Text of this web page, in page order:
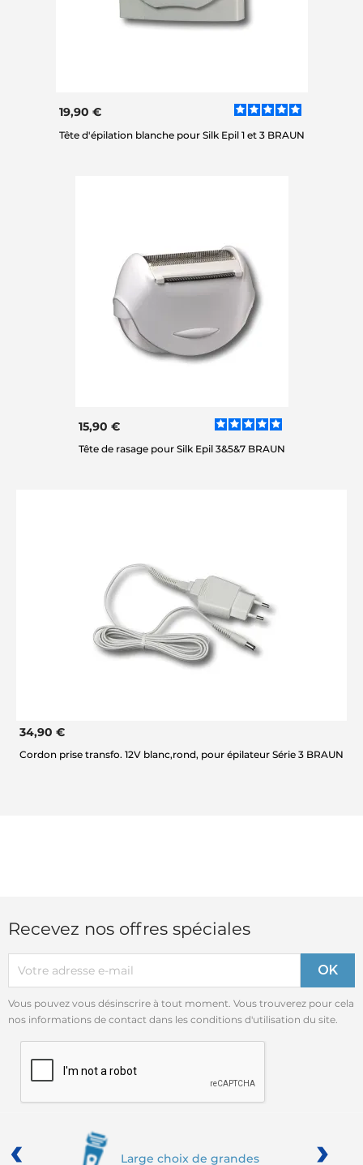
19,90 €
Tête d'épilation blanche pour Silk Epil 1 et 3 BRAUN
15,90 €
Tête de rasage pour Silk Epil 3&5&7 BRAUN
34,90 €
Cordon prise transfo. 12V blanc,rond, pour épilateur Série 3 BRAUN
Recevez nos offres spéciales
Vous pouvez vous désinscrire à tout moment. Vous trouverez pour cela
nos informations de contact dans les conditions d'utilisation du site.
Large choix de grandes
‹ ›